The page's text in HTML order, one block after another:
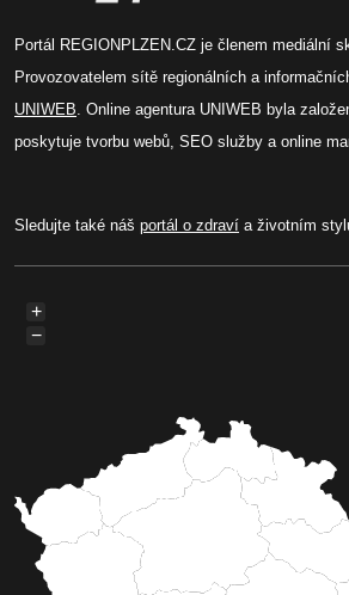
Portál REGIONPLZEN.CZ je členem mediální
Provozovatelem sítě regionálních a
UNIWEB. Online agentura UNIWEB byla
poskytuje tvorbu webů, SEO služby a online
Sledujte také náš portál o zdraví a životním
+
−